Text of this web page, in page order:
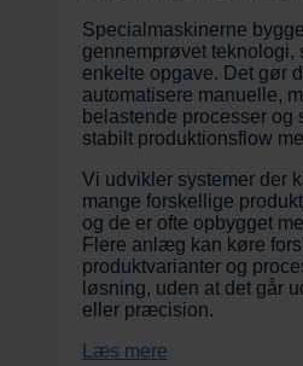
Specialmaskinerne
gennemprøvet teknologi,
enkelte opgave. Det gør
automatisere manuelle,
belastende processer og
stabilt produktionsflow
Vi udvikler systemer der
mange forskellige
og de er ofte opbygget
Flere anlæg kan køre
produktvarianter og
løsning, uden at det går
eller præcision.
Læs mere